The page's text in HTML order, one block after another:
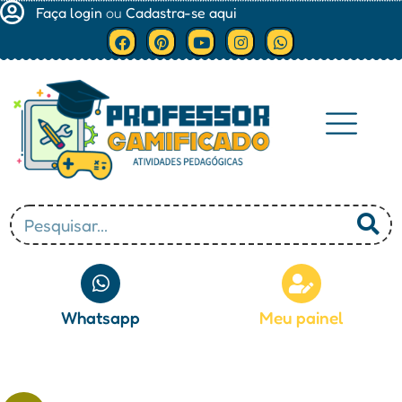
Faça login ou Cadastra-se aqui
Whatsapp Meu painel